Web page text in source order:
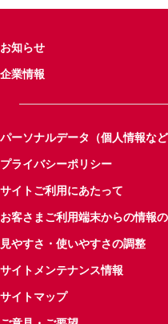
お知らせ
企業情報
パーソナルデータ（個人情報な
プライバシーポリシー
サイトご利用にあたって
お客さまご利用端末からの情報
見やすさ・使いやすさの調整
サイトメンテナンス情報
サイトマップ